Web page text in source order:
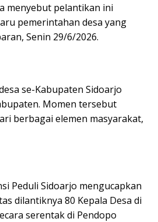
menyebut pelantikan ini
pemerintahan desa yang
Senin 29/6/2026.
se-Kabupaten Sidoarjo
Momen tersebut
berbagai elemen masyarakat,
Peduli Sidoarjo mengucapkan
dilantiknya 80 Kepala Desa di
serentak di Pendopo